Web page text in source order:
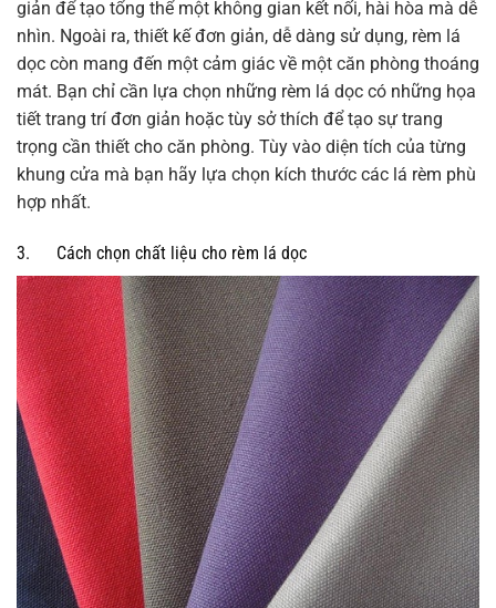
giản để tạo tổng thể một không gian kết nối, hài hòa mà dễ
nhìn. Ngoài ra, thiết kế đơn giản, dễ dàng sử dụng, rèm lá
dọc còn mang đến một cảm giác về một căn phòng thoáng
mát. Bạn chỉ cần lựa chọn những rèm lá dọc có những họa
tiết trang trí đơn giản hoặc tùy sở thích để tạo sự trang
trọng cần thiết cho căn phòng. Tùy vào diện tích của từng
khung cửa mà bạn hãy lựa chọn kích thước các lá rèm phù
hợp nhất.
3. Cách chọn chất liệu cho rèm lá dọc